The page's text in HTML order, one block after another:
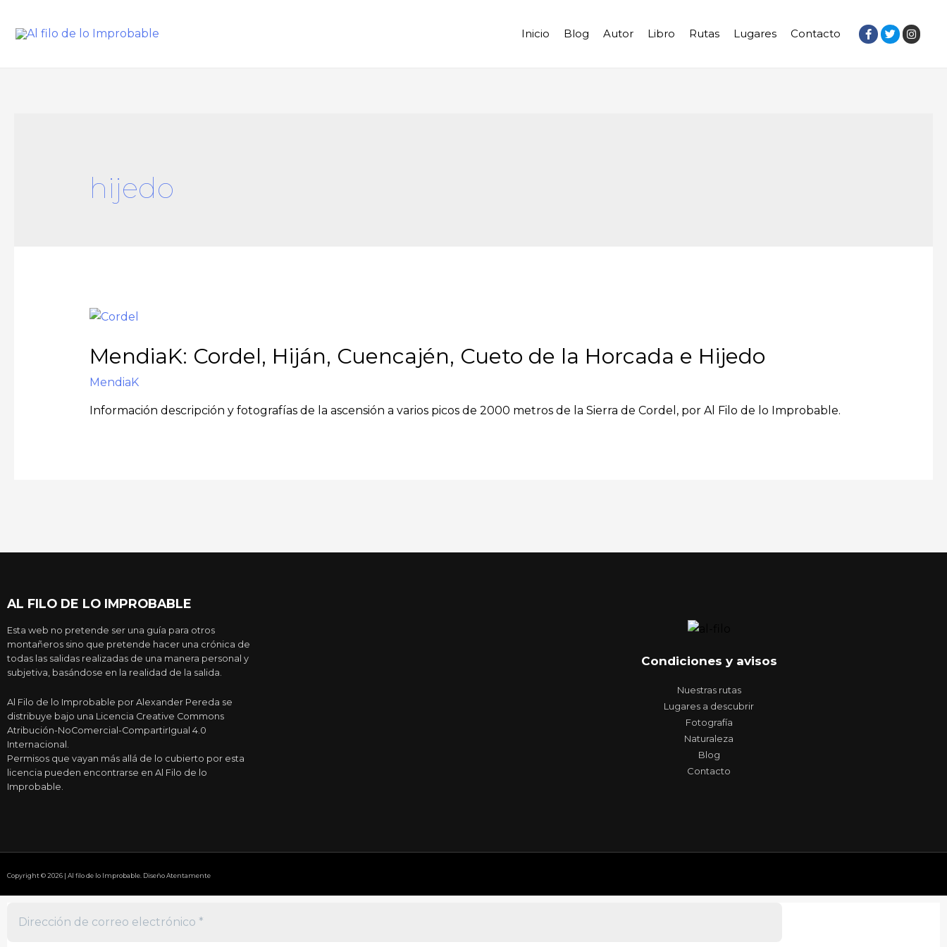
Inicio Blog Autor Libro Rutas Lugares Contacto
hijedo
MendiaK: Cordel, Hiján, Cuencajén, Cueto de la Horcada e Hijedo
MendiaK
Información descripción y fotografías de la ascensión a varios picos de 2000 metros de la Sierra de Cordel, por Al Filo de lo Improbable.
AL FILO DE LO IMPROBABLE
Esta web no pretende ser una guía para otros
montañeros sino que pretende hacer una crónica de
todas las salidas realizadas de una manera personal y
subjetiva, basándose en la realidad de la salida.
Al Filo de lo Improbable por Alexander Pereda se
distribuye bajo una Licencia Creative Commons
Atribución-NoComercial-CompartirIgual 4.0
Internacional.
Permisos que vayan más allá de lo cubierto por esta
licencia pueden encontrarse en Al Filo de lo
Improbable.
Condiciones y avisos
Nuestras rutas
Lugares a descubrir
Fotografía
Naturaleza
Blog
Contacto
Copyright © 2026 | Al filo de lo Improbable. Diseño Atentamente